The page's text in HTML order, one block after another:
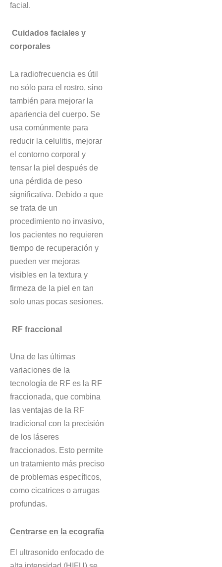
facial.
Cuidados faciales y
corporales
La radiofrecuencia es útil
no sólo para el rostro, sino
también para mejorar la
apariencia del cuerpo. Se
usa comúnmente para
reducir la celulitis, mejorar
el contorno corporal y
tensar la piel después de
una pérdida de peso
significativa. Debido a que
se trata de un
procedimiento no invasivo,
los pacientes no requieren
tiempo de recuperación y
pueden ver mejoras
visibles en la textura y
firmeza de la piel en tan
solo unas pocas sesiones.
RF fraccional
Una de las últimas
variaciones de la
tecnología de RF es la RF
fraccionada, que combina
las ventajas de la RF
tradicional con la precisión
de los láseres
fraccionados. Esto permite
un tratamiento más preciso
de problemas específicos,
como cicatrices o arrugas
profundas.
Centrarse en la ecografía
El ultrasonido enfocado de